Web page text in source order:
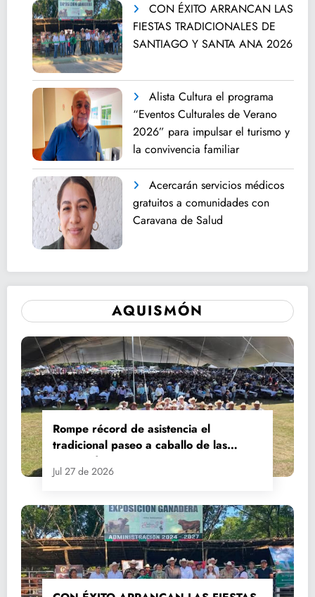
CON ÉXITO ARRANCAN LAS
FIESTAS TRADICIONALES DE
SANTIAGO Y SANTA ANA 2026
Alista Cultura el programa
“Eventos Culturales de Verano
2026” para impulsar el turismo y
la convivencia familiar
Acercarán servicios médicos
gratuitos a comunidades con
Caravana de Salud
AQUISMÓN
Rompe récord de asistencia el
tradicional paseo a caballo de las
Fiestas de Santiago y Santa Ana
Jul 27 de 2026